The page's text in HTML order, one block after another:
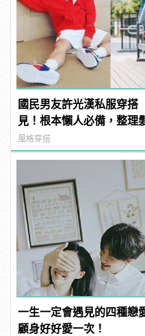
國民男友許光漢私服穿搭
見！根本懶人必備，整理
啊！
風格穿搭
一生一定會遇見的四種戀
顧身好好愛一次！